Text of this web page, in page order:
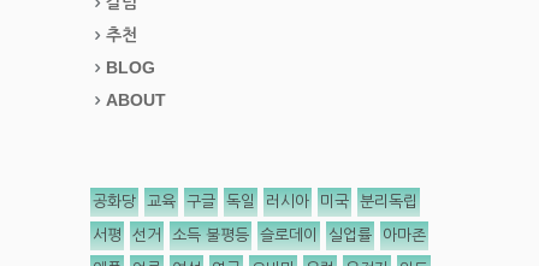
추천
BLOG
ABOUT
공화당 교육 구글 독일 러시아 미국 분리독립
서평 선거 소득 불평등 슬로데이 실업률 아마존